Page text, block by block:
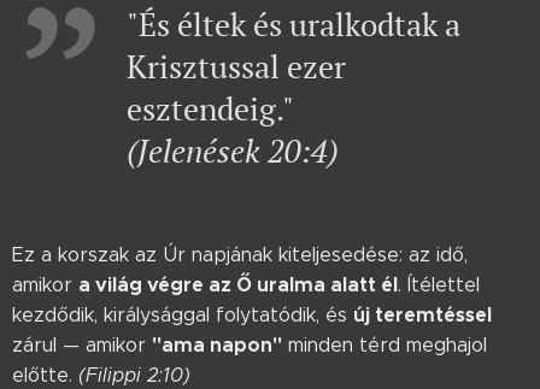
"És éltek és uralkodtak a
Krisztussal ezer
esztendeig."
(Jelenések 20:4)
Ez a korszak az Úr napjának kiteljesedése: az idő,
amikor a világ végre az Ő uralma alatt él. Ítélettel
kezdődik, királysággal folytatódik, és új teremtéssel
zárul — amikor "ama napon" minden térd meghajol
előtte. (Filippi 2:10)